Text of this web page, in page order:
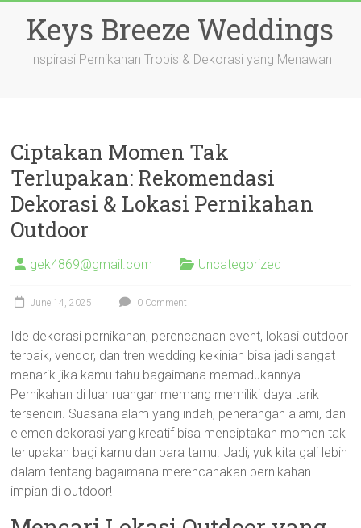
contentKeys Breeze Weddings
Inspirasi Pernikahan Tropis & Dekorasi yang Menawan
Ciptakan Momen Tak
Terlupakan: Rekomendasi
Dekorasi & Lokasi Pernikahan
Outdoor
gek4869@gmail.com Uncategorized
June 14, 2025 0 Comment
Ide dekorasi pernikahan, perencanaan event, lokasi outdoor
terbaik, vendor, dan tren wedding kekinian bisa jadi sangat
menarik jika kamu tahu bagaimana memadukannya.
Pernikahan di luar ruangan memang memiliki daya tarik
tersendiri. Suasana alam yang indah, penerangan alami, dan
elemen dekorasi yang kreatif bisa menciptakan momen tak
terlupakan bagi kamu dan para tamu. Jadi, yuk kita gali lebih
dalam tentang bagaimana merencanakan pernikahan
impian di outdoor!